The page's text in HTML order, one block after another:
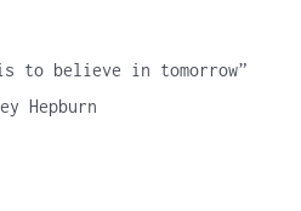
to believe in tomorrow”
Hepburn